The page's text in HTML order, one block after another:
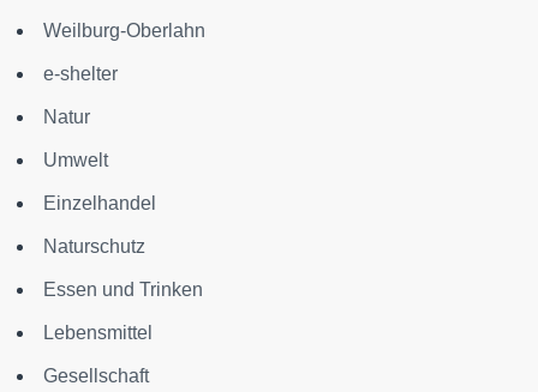
Weilburg-Oberlahn
e-shelter
Natur
Umwelt
Einzelhandel
Naturschutz
Essen und Trinken
Lebensmittel
Gesellschaft